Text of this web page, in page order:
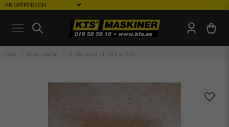
Hem Reservdelar 6-klyvsyxa till R30 & M30